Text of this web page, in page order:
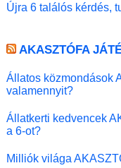
Újra 6 találós kérdés,
AKASZTÓFA
Állatos közmondások
valamennyit?
Állatkerti kedvencek
a 6-ot?
Milliók világa